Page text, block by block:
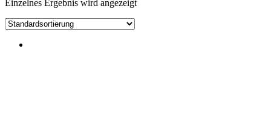
Einzelnes Ergebnis wird angezeigt